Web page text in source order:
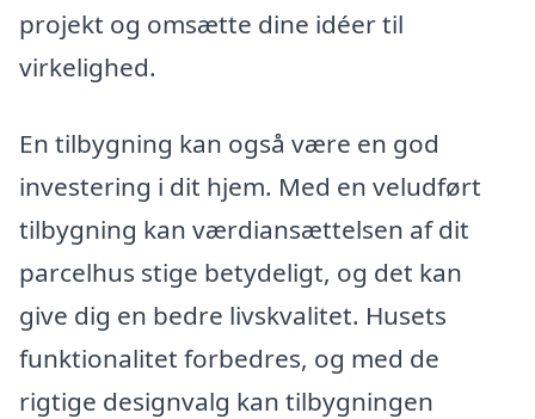
projekt og omsætte dine idéer til
virkelighed.
En tilbygning kan også være en god
investering i dit hjem. Med en veludført
tilbygning kan værdiansættelsen af dit
parcelhus stige betydeligt, og det kan
give dig en bedre livskvalitet. Husets
funktionalitet forbedres, og med de
rigtige designvalg kan tilbygningen